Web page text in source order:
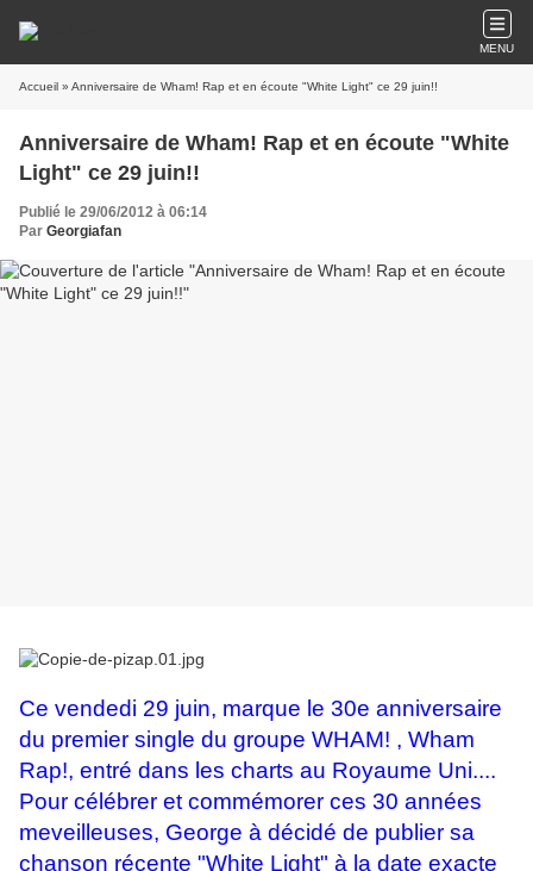
MENU
Accueil » Anniversaire de Wham! Rap et en écoute "White Light" ce 29 juin!!
Anniversaire de Wham! Rap et en écoute "White
Light" ce 29 juin!!
Publié le 29/06/2012 à 06:14
Par Georgiafan
Ce vendedi 29 juin, marque le 30e anniversaire
du premier single du groupe WHAM! , Wham
Rap!, entré dans les charts au Royaume Uni....
Pour célébrer et commémorer ces 30 années
meveilleuses, George à décidé de publier sa
chanson récente "White Light" à la date exacte